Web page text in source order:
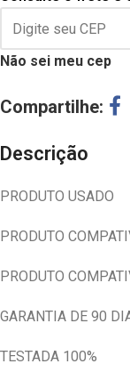
Não sei meu cep
Descrição
PRODUTO USADO
PRODUTO
PRODUTO
GARANTIA DE 90
TESTADA 100%